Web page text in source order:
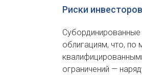
Риски
облигациям, что, по
ограничений —